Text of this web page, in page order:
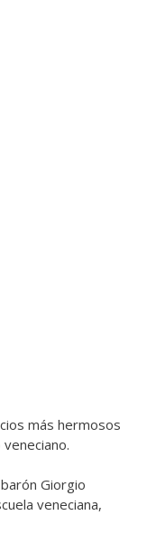
más hermosos
Giorgio
veneciana,